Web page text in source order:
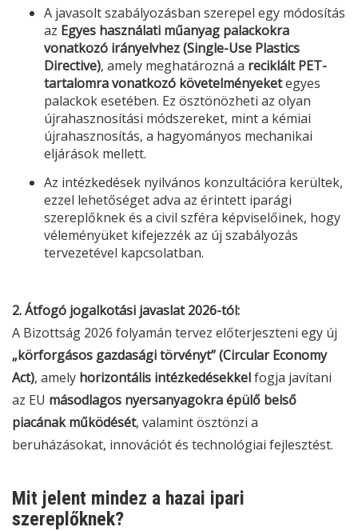
A javasolt szabályozásban szerepel egy módosítás
az Egyes használati műanyag palackokra
vonatkozó irányelvhez (Single-Use Plastics
Directive), amely meghatározná a reciklált PET-
tartalomra vonatkozó követelményeketegyes
palackok esetében. Ez ösztönözheti az olyan
újrahasznosítási módszereket, mint a kémiai
újrahasznosítás, a hagyományos mechanikai
eljárások mellett.
Az intézkedések nyilvános konzultációra kerültek,
ezzel lehetőséget adva az érintett iparági
szereplőknek és a civil szféra képviselőinek, hogy
véleményüket kifejezzék az új szabályozás
tervezetével kapcsolatban.
2. Átfogó jogalkotási javaslat 2026-tól:
A Bizottság 2026 folyamán tervez előterjeszteni egy új
„körforgásos gazdasági törvényt” (Circular Economy
Act), amely horizontális intézkedésekkelfogja javítani
az EU másodlagos nyersanyagokra épülő belső
piacának működését, valamint ösztönzi a
beruházásokat, innovációt és technológiai fejlesztést.
Mit jelent mindez a hazai ipari
szereplőknek?